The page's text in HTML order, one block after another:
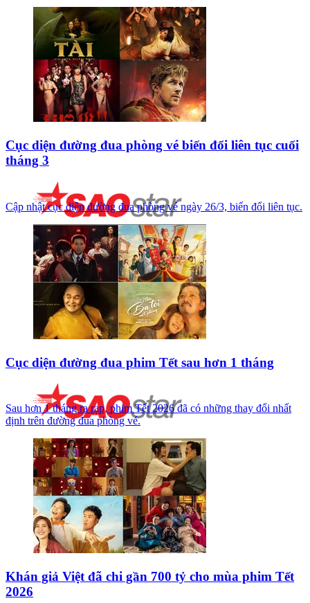
Cục diện đường đua phòng vé biến đổi liên tục cuối
tháng 3
Cập nhật cục diện đường đua phòng vé ngày 26/3, biến đổi liên tục.
Cục diện đường đua phim Tết sau hơn 1 tháng
Sau hơn 1 tháng ra rạp, phim Tết 2026 đã có những thay đổi nhất
định trên đường đua phòng vé.
Khán giả Việt đã chi gần 700 tỷ cho mùa phim Tết
2026